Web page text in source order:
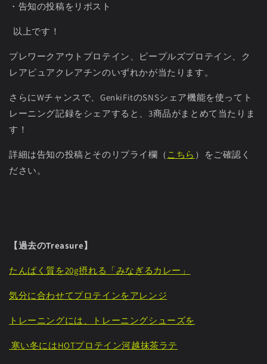
・告知の投稿をリポスト
以上です！
プレワークアウトプロテイン、ピープルズプロテイン、ク
レアピュアクレアチンのいずれかが当たります。
さらにWチャンスで、GenkiFitのSNSシェア機能を使ってト
レーニング記録をシェアすると、3商品がまとめて当たりま
す！
詳細は告知の投稿とそのリプライ欄 （ こちら ）
をご確認く
ださい。
【過去のTreasure】
たんぱく質を20g摂れる「みなぎるカレー」
気分に合わせてプロテインをアレンジ
トレーニングには、トレーニングシューズを
寒い冬にはHOTプロテイン河越抹茶ラテ